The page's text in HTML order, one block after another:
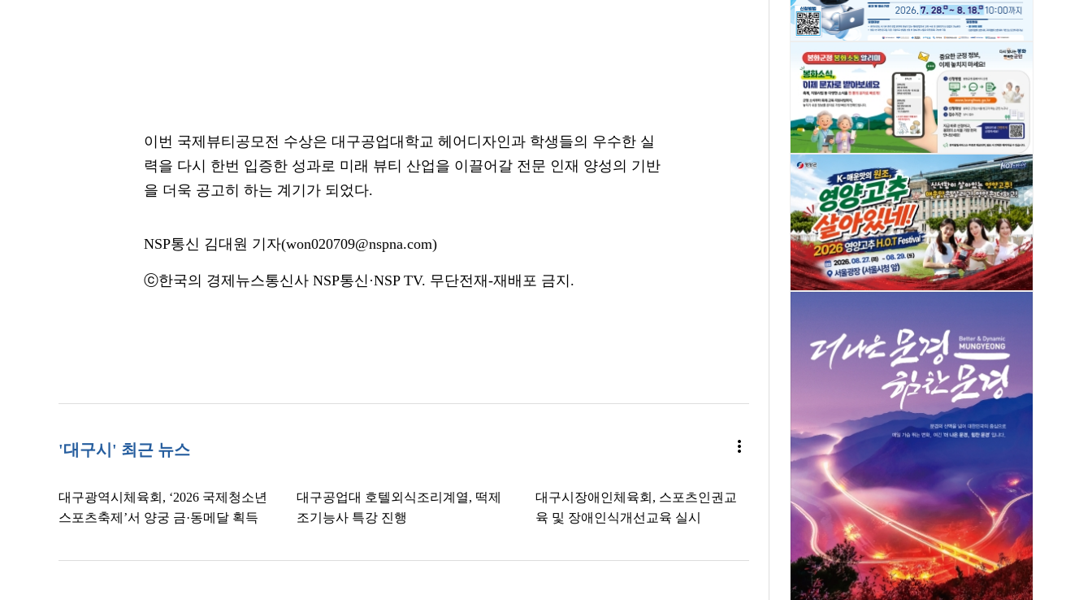
이번 국제뷰티공모전 수상은 대구공업대학교 헤어디자인과 학생들의 우수한 실
력을 다시 한번 입증한 성과로 미래 뷰티 산업을 이끌어갈 전문 인재 양성의 기반
을 더욱 공고히 하는 계기가 되었다.
NSP통신 김대원 기자(won020709@nspna.com)
ⓒ한국의 경제뉴스통신사 NSP통신·NSP TV. 무단전재-재배포 금지.
'대구시' 최근 뉴스 more_vert
대구광역시체육회, ‘2026 국제청소년
스포츠축제’서 양궁 금·동메달 획득
대구공업대 호텔외식조리계열, 떡제
조기능사 특강 진행
대구시장애인체육회, 스포츠인권교
육 및 장애인식개선교육 실시